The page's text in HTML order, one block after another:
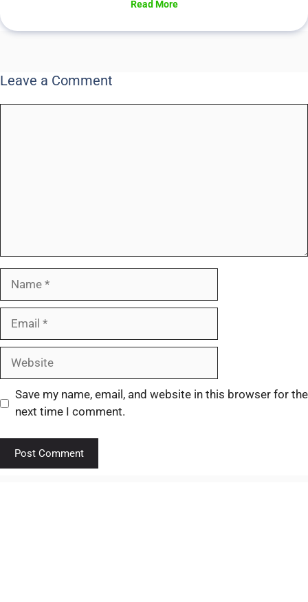
Read More
Leave a Comment
Save my name, email, and website in this browser for the
next time I comment.